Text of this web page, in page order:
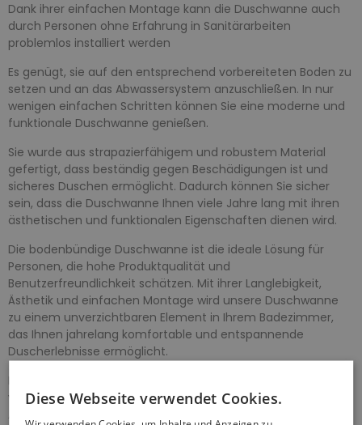
Dank ihrer einfachen Montage kann die Duschwanne auch
durch Personen ohne Erfahrung in Sanitärarbeiten
problemlos installiert werden
Es genügt, sie auf den entsprechend vorbereiteten Boden zu
setzen und an das Abwassersystem anzuschließen. In nur
wenigen einfachen Schritten können Sie eine moderne und
funktionale Duschwanne genießen.
Sie wurde aus strapazierfähigem und robustem Material
gefertigt, dass beständig gegen Beschädigungen ist und
sicheres Duschen ermöglicht. Dadurch können Sie sicher
sein, dass die Duschwanne Ihnen viele Jahre lang mit ihren
ästhetischen und funktionalen Eigenschaften dienen wird.
Die bodenbündige Duschwanne ist die ideale Lösung für
Personen, die hohe Produktqualität und
Benutzerfreundlichkeit schätzen. Mit ihrer Langlebigkeit,
Ästhetik und einfachen Montage wird unsere Duschwanne
zu einem unverzichtbaren Element in Ihrem Badezimmer,
das Ihnen jahrelang komfortable und entspannende
Duscherlebnisse ermöglicht.
verleiht Ihrem Badezimmer ein modernes und schlichtes
Diese Webseite verwendet Cookies.